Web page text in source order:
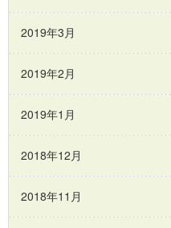
2019年3月
2019年2月
2019年1月
2018年12月
2018年11月